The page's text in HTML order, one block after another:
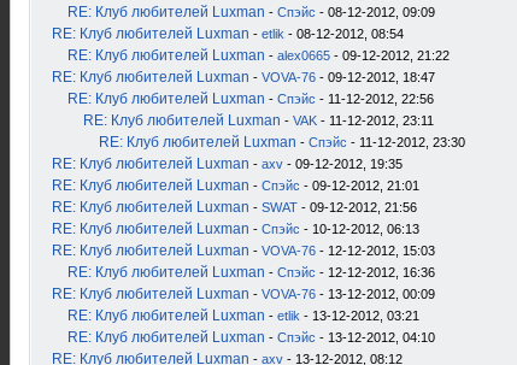
RE: Клуб любителей Luxman - Спэйс - 08-12-2012, 09:09
RE: Клуб любителей Luxman - etlik - 08-12-2012, 08:54
RE: Клуб любителей Luxman - alex0665 - 09-12-2012, 21:22
RE: Клуб любителей Luxman - VOVA-76 - 09-12-2012, 18:47
RE: Клуб любителей Luxman - Спэйс - 11-12-2012, 22:56
RE: Клуб любителей Luxman - VAK - 11-12-2012, 23:11
RE: Клуб любителей Luxman - Спэйс - 11-12-2012, 23:30
RE: Клуб любителей Luxman - axv - 09-12-2012, 19:35
RE: Клуб любителей Luxman - Спэйс - 09-12-2012, 21:01
RE: Клуб любителей Luxman - SWAT - 09-12-2012, 21:56
RE: Клуб любителей Luxman - Спэйс - 10-12-2012, 06:13
RE: Клуб любителей Luxman - VOVA-76 - 12-12-2012, 15:03
RE: Клуб любителей Luxman - Спэйс - 12-12-2012, 16:36
RE: Клуб любителей Luxman - VOVA-76 - 13-12-2012, 00:09
RE: Клуб любителей Luxman - etlik - 13-12-2012, 03:21
RE: Клуб любителей Luxman - Спэйс - 13-12-2012, 04:10
RE: Клуб любителей Luxman - axv - 13-12-2012, 08:12